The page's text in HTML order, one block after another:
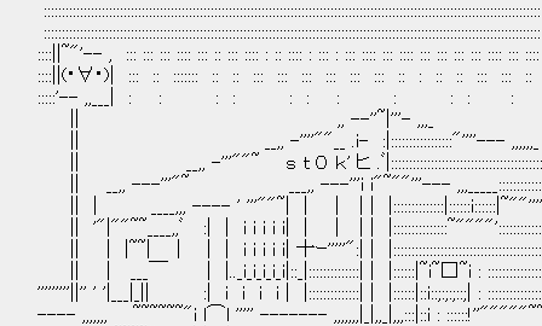
::::||~"'-- , ::: ::: ::: :::: ::: :: ::: :::: : :: :::: : ::: : ::: :::: ::: :::: ::: ::: ::: ::: :::: :::
::::||(･∀･)| ::: :: ::::::: :: :: ::: ::: ::: ::: ::: ::: :: : :: :: ::: :::
:::::'-- ,,___| : : : : : : : : : :
|| ,, --''~|'''- ,,,_
|| __,, -''''""__ .i- :|:::::::::::::::::"''''--- ,,,,,,_
|| __,, -'''""~ ｓ ｔ ０ ｋ' ヒ .ﾞ
|| __,, ---'''"~ ___,, ---'''i i"~""'''---
|| | ____,,, ---- ' '''""~| | | | | |::::::::::::::|::::::i::::::|~""''''
|| '"|""~~____,,ﾞ :| | i i i i i| | | | |
|| | |~~| | | | i i i i i| 十ｰ'''''":| |
|| | ___￣ | |.._i_i_i_i_i|::_|::::::::::::::| | |::::::|~i~□~i :
'''''''''||'' ' '|___|_|| :| i i i i | |::::::::::::::| | |::::::|::i::;:;:;::;| :
---- ,,,,,,, ~~~~~~"i l⌒l ''''' ------- ,,,,,,,|_|,,_|,,,:::|::i :